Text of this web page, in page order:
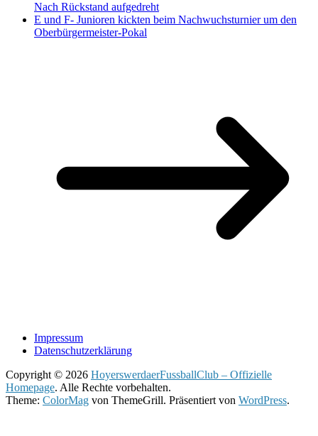
Nach Rückstand aufgedreht
E und F- Junioren kickten beim Nachwuchsturnier um den
Oberbürgermeister-Pokal
Impressum
Datenschutzerklärung
Copyright © 2026 HoyerswerdaerFussballClub – Offizielle
Homepage. Alle Rechte vorbehalten.
Theme: ColorMag von ThemeGrill. Präsentiert von WordPress.